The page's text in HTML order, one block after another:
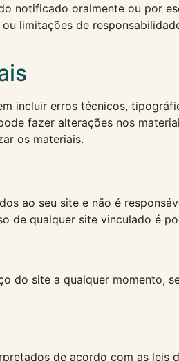
notificado oralmente ou por
limitações de
incluir erros técnicos,
fazer alterações nos
os materiais.
ao seu site e não é
de qualquer site vinculado é
do site a qualquer momento,
de acordo com as